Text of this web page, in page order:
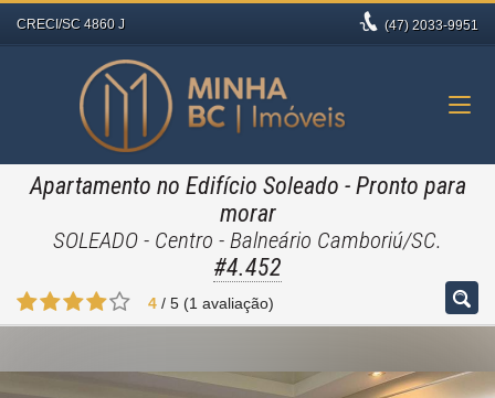
CRECI/SC 4860 J (47) 2033-9951
Apartamento no Edifício Soleado - Pronto para
morar
SOLEADO - Centro - Balneário Camboriú/SC.
#4.452
4 / 5 (1 avaliação)